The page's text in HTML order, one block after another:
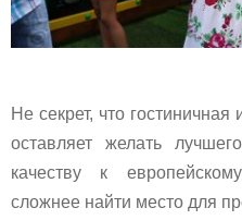
Не секрет, что
оставляет желать
качеству к
сложнее найти место для